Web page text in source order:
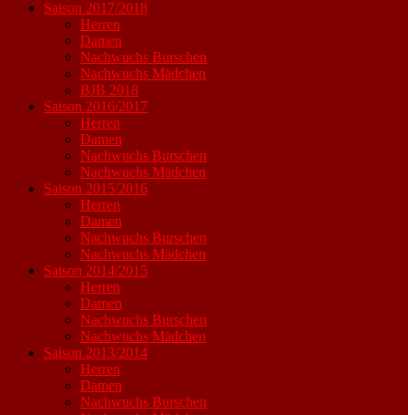
Saison 2017/2018
Herren
Damen
Nachwuchs Burschen
Nachwuchs Mädchen
BJB 2018
Saison 2016/2017
Herren
Damen
Nachwuchs Burschen
Nachwuchs Mädchen
Saison 2015/2016
Herren
Damen
Nachwuchs Burschen
Nachwuchs Mädchen
Saison 2014/2015
Herren
Damen
Nachwuchs Burschen
Nachwuchs Mädchen
Saison 2013/2014
Herren
Damen
Nachwuchs Burschen